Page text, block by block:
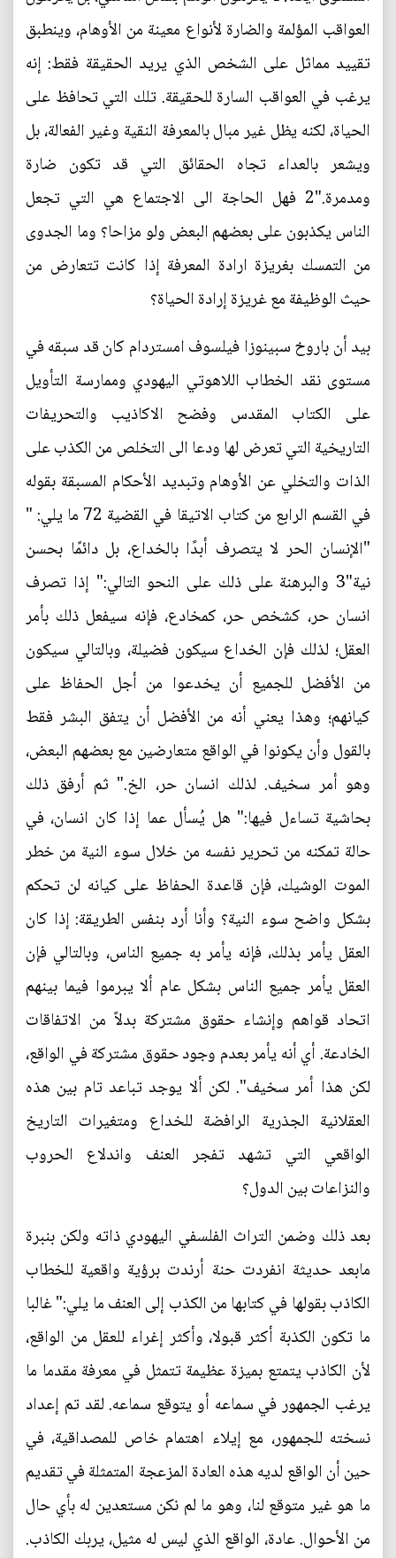
العواقب المؤلمة والضارة لأنواع معينة من الأوهام، وينطبق
تقييد مماثل على الشخص الذي يريد الحقيقة فقط: إنه
يرغب في العواقب السارة للحقيقة. تلك التي تحافظ على
الحياة، لكنه يظل غير مبال بالمعرفة النقية وغير الفعالة، بل
ويشعر بالعداء تجاه الحقائق التي قد تكون ضارة
ومدمرة."2 فهل الحاجة الى الاجتماع هي التي تجعل
الناس يكذبون على بعضهم البعض ولو مزاحا؟ وما الجدوى
من التمسك بغريزة ارادة المعرفة إذا كانت تتعارض من
حيث الوظيفة مع غريزة إرادة الحياة؟
بيد أن باروخ سبينوزا فيلسوف امستردام كان قد سبقه في
مستوى نقد الخطاب اللاهوتي اليهودي وممارسة التأويل
على الكتاب المقدس وفضح الاكاذيب والتحريفات
التاريخية التي تعرض لها ودعا الى التخلص من الكذب على
الذات والتخلي عن الأوهام وتبديد الأحكام المسبقة بقوله
في القسم الرابع من كتاب الاتيقا في القضية 72 ما يلي: "
"الإنسان الحر لا يتصرف أبدًا بالخداع، بل دائمًا بحسن
نية"3 والبرهنة على ذلك على النحو التالي:" إذا تصرف
انسان حر، كشخص حر، كمخادع، فإنه سيفعل ذلك بأمر
العقل؛ لذلك فإن الخداع سيكون فضيلة، وبالتالي سيكون
من الأفضل للجميع أن يخدعوا من أجل الحفاظ على
كيانهم؛ وهذا يعني أنه من الأفضل أن يتفق البشر فقط
بالقول وأن يكونوا في الواقع متعارضين مع بعضهم البعض،
وهو أمر سخيف. لذلك انسان حر، الخ." ثم أرفق ذلك
بحاشية تساءل فيها:" هل يُسأل عما إذا كان انسان، في
حالة تمكنه من تحرير نفسه من خلال سوء النية من خطر
الموت الوشيك، فإن قاعدة الحفاظ على كيانه لن تحكم
بشكل واضح سوء النية؟ وأنا أرد بنفس الطريقة: إذا كان
العقل يأمر بذلك، فإنه يأمر به جميع الناس، وبالتالي فإن
العقل يأمر جميع الناس بشكل عام ألا يبرموا فيما بينهم
اتحاد قواهم وإنشاء حقوق مشتركة بدلاً من الاتفاقات
الخادعة. أي أنه يأمر بعدم وجود حقوق مشتركة في الواقع،
لكن هذا أمر سخيف". لكن ألا يوجد تباعد تام بين هذه
العقلانية الجذرية الرافضة للخداع ومتغيرات التاريخ
الواقعي التي تشهد تفجر العنف واندلاع الحروب
والنزاعات بين الدول؟
بعد ذلك وضمن التراث الفلسفي اليهودي ذاته ولكن بنبرة
مابعد حديثة انفردت حنة أرندت برؤية واقعية للخطاب
الكاذب بقولها في كتابها من الكذب إلى العنف ما يلي:" غالبا
ما تكون الكذبة أكثر قبولا، وأكثر إغراء للعقل من الواقع،
لأن الكاذب يتمتع بميزة عظيمة تتمثل في معرفة مقدما ما
يرغب الجمهور في سماعه أو يتوقع سماعه. لقد تم إعداد
نسخته للجمهور، مع إيلاء اهتمام خاص للمصداقية، في
حين أن الواقع لديه هذه العادة المزعجة المتمثلة في تقديم
ما هو غير متوقع لنا، وهو ما لم نكن مستعدين له بأي حال
من الأحوال. عادة، الواقع الذي ليس له مثيل، يربك الكاذب.